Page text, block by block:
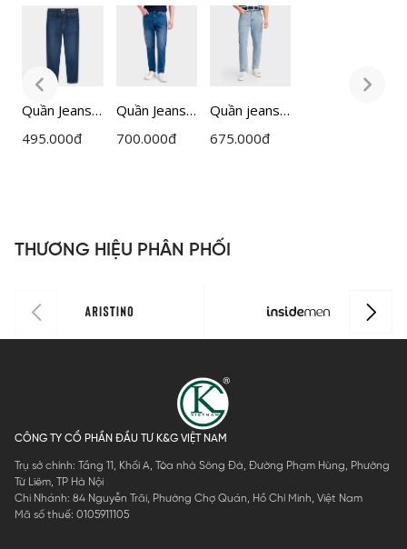
Quần Jeans
Nam
495.000đ
Quần Jeans
Nam Hiệu
700.000đ
Quần jeans
Nam
675.000đ
THƯƠNG HIỆU PHÂN PHỐI
CÔNG TY CỔ PHẦN ĐẦU TƯ K&G VIỆT NAM
Trụ sở chính: Tầng 11, Khối A, Tòa nhà Sông Đà, Đường Phạm Hùng, Phường
Từ Liêm, TP Hà Nội
Chi Nhánh: 84 Nguyễn Trãi, Phường Chợ Quán, Hồ Chí Minh, Việt Nam
Mã số thuế: 0105911105